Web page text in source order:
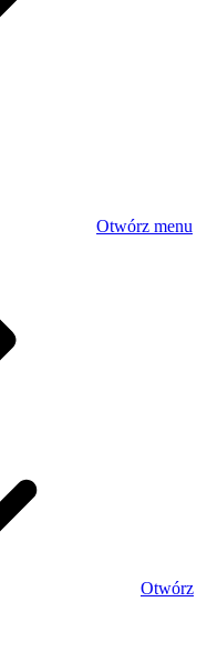
Otwórz menu
Otwórz